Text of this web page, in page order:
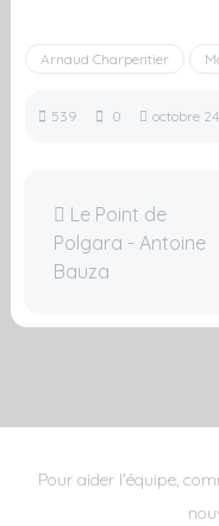
Arnaud Charpentier
539 0 octobre
Le Point de
Polgara - Antoine
Bauza
Pour aider l'équipe,